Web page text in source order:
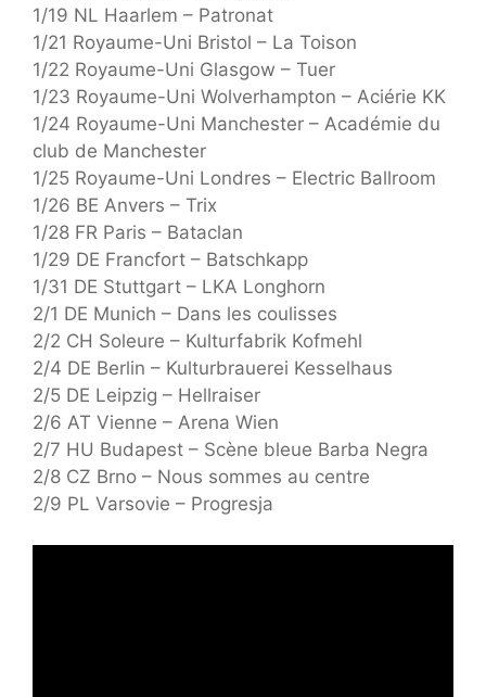
1/19 NL Haarlem – Patronat
1/21 Royaume-Uni Bristol – La Toison
1/22 Royaume-Uni Glasgow – Tuer
1/23 Royaume-Uni Wolverhampton – Aciérie KK
1/24 Royaume-Uni Manchester – Académie du
club de Manchester
1/25 Royaume-Uni Londres – Electric Ballroom
1/26 BE Anvers – Trix
1/28 FR Paris – Bataclan
1/29 DE Francfort – Batschkapp
1/31 DE Stuttgart – LKA Longhorn
2/1 DE Munich – Dans les coulisses
2/2 CH Soleure – Kulturfabrik Kofmehl
2/4 DE Berlin – Kulturbrauerei Kesselhaus
2/5 DE Leipzig – Hellraiser
2/6 AT Vienne – Arena Wien
2/7 HU Budapest – Scène bleue Barba Negra
2/8 CZ Brno – Nous sommes au centre
2/9 PL Varsovie – Progresja